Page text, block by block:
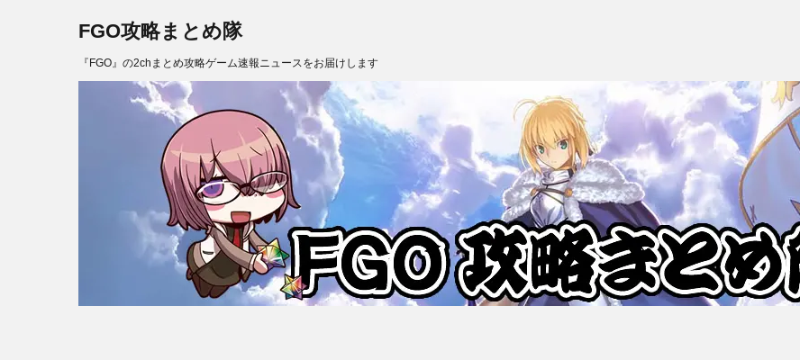
FGO攻略まとめ隊
『FGO』の2chまとめ攻略ゲーム速報ニュースをお届けします